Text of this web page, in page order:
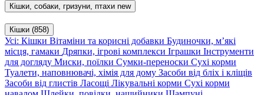
Кішки, собаки, гризуни, птахи new
Кішки (858)
Усі: Кішки Вітаміни та корисні добавки Будиночки, м’які
місця, гамаки Дряпки, ігрові комплекси Іграшки Інструменти
для догляду Миски, поїлки Сумки-переноски Сухі корми
Туалети, наповнювачі, хімія для дому Засоби від бліх і кліщів
Засоби від глистів Ласощі Лікувальні корми Сухі корми